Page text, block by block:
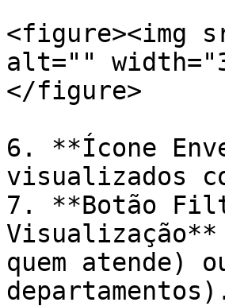
<figure><img
alt=""
</figure>
6. **Ícone
visualizados
7. **Botão
quem atende)